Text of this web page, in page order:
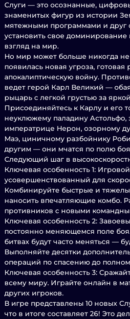
Слуги — это осознанные,
знаменитых фигур из истории
мятежными программами и друг
установить свое доминирование
взгляд на мир.
Но мир может больше никогда не
появилась новая угроза, готовая
апокалиптическую войну.
ведет герой Карл Великий —
рыцарь с легкой грустью за
Присоединяйтесь к Карлу и его
неуклюжему паладину Астольфо,
императрице Нерон, озорному
Маэ, циничному разбойнику
другим — они мчатся по полю
Следующий шаг в
Ключевая особенность 1:
усовершенствованный для
Комбинируйте быстрые и
наносить впечатляющие комбо.
противников с новыми
Ключевая особенность 2:
постоянно меняющемся поле
битвах будут часто меняться —
Выполняйте десятки
операций по спасению до
Ключевая особенность 3:
всему миру. Играйтe онлайн в
других игроков.
В игре представлены 10 новых
что в итоге составляет 26! Это